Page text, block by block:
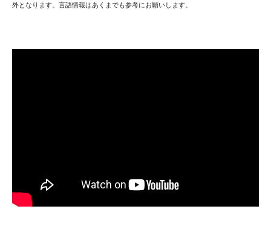
外となります。言語情報はあくまでも参考にお願いします。